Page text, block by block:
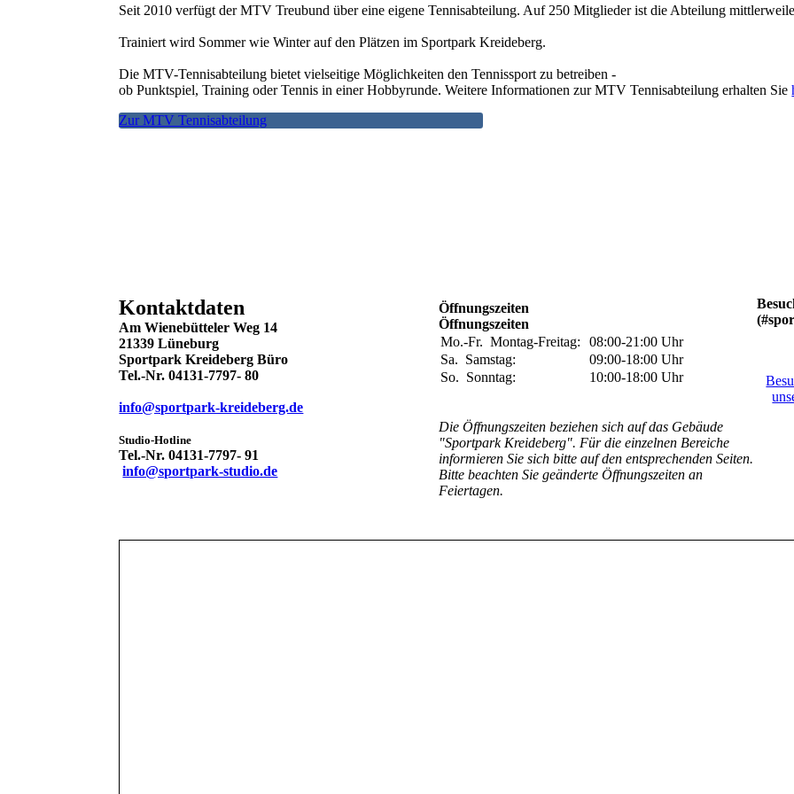
Seit 2010 verfügt der MTV Treubund über eine eigene Tennisabteilung. Auf 250 Mitglieder ist die Abteilung
Trainiert wird Sommer wie Winter auf den Plätzen im Sportpark Kreideberg.
Die MTV-Tennisabteilung bietet vielseitige Möglichkeiten den Tennissport zu betreiben -
ob Punktspiel, Training oder Tennis in einer Hobbyrunde. Weitere Informationen zur MTV Tennisabteilung erhalten Sie
Zur MTV Tennisabteilung
Kontaktdaten
Am Wienebütteler Weg 14
21339 Lüneburg
Sportpark Kreideberg Büro
Tel.-Nr. 04131-7797- 80
info@sportpark-kreideberg.de
Studio-Hotline
Tel.-Nr. 04131-7797- 91
info@sportpark-studio.de
Öffnungszeiten
Öffnungszeiten
Mo.-Fr.Montag-Freitag: 08:00-21:00 Uhr
Sa. Samstag: 09:00-18:00 Uhr
So. Sonntag: 10:00-18:00 Uhr
Die Öffnungszeiten beziehen sich auf das Gebäude
"Sportpark Kreideberg". Für die einzelnen Bereiche
informieren Sie sich bitte auf den entsprechenden Seiten.
Bitte beachten Sie geänderte Öffnungszeiten an
Feiertagen.